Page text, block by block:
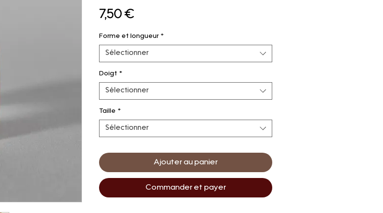
7,50 €
Forme et longueur *
Sélectionner
Doigt *
Sélectionner
Taille *
Sélectionner
Ajouter au panier
Commander et payer